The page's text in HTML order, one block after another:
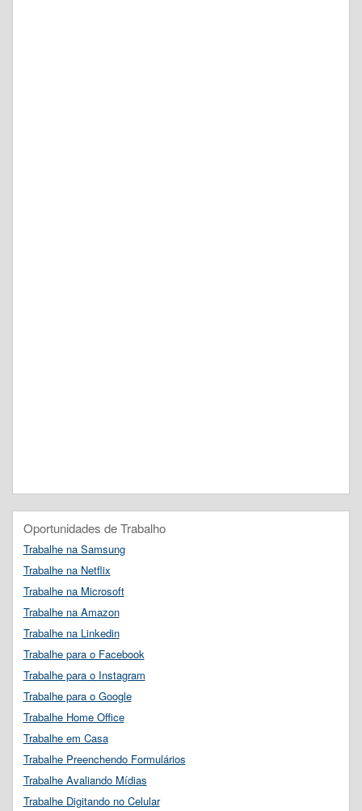
Oportunidades de Trabalho
Trabalhe na Samsung
Trabalhe na Netflix
Trabalhe na Microsoft
Trabalhe na Amazon
Trabalhe na Linkedin
Trabalhe para o Facebook
Trabalhe para o Instagram
Trabalhe para o Google
Trabalhe Home Office
Trabalhe em Casa
Trabalhe Preenchendo Formulários
Trabalhe Avaliando Mídias
Trabalhe Digitando no Celular